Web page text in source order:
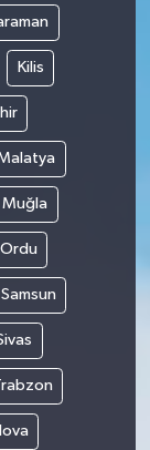
Kilis
Muğla
Ordu
Samsun